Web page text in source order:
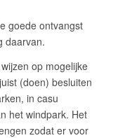
goede ontvangst
daarvan.
op mogelijke
(doen) besluiten
in casu
het windpark. Het
zodat er voor